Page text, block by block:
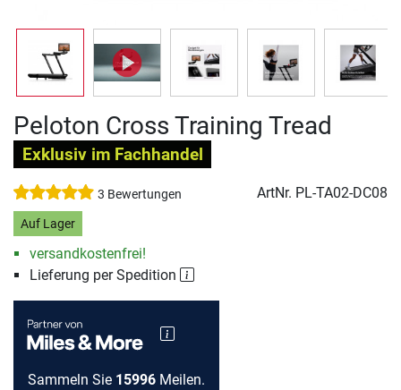
Peloton Cross Training Tread
Exklusiv im Fachhandel
3 Bewertungen ArtNr. PL-TA02-DC08
Auf Lager
versandkostenfrei!
Lieferung per Spedition
Sammeln Sie 15996 Meilen.